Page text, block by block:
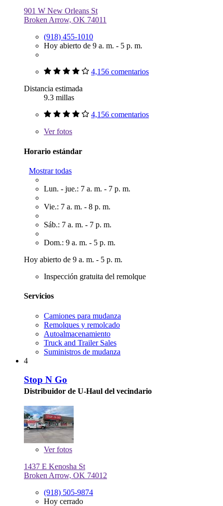
901 W New Orleans St
Broken Arrow, OK 74011
(918) 455-1010
Hoy abierto de 9 a. m. - 5 p. m.
4,156 comentarios
Distancia estimada
9.3 millas
4,156 comentarios
Verfotos
Horario estándar
Mostrar todas
Lun. - jue.: 7 a. m. - 7 p. m.
Vie.: 7 a. m. - 8 p. m.
Sáb.: 7 a. m. - 7 p. m.
Dom.: 9 a. m. - 5 p. m.
Hoy abierto de 9 a. m. - 5 p. m.
Inspección gratuita del remolque
Servicios
Camiones para mudanza
Remolques y remolcado
Autoalmacenamiento
Truck and Trailer Sales
Suministros de mudanza
4
Stop N Go
Distribuidor de U-Haul del vecindario
Verfotos
1437 E Kenosha St
Broken Arrow, OK 74012
(918) 505-9874
Hoy cerrado